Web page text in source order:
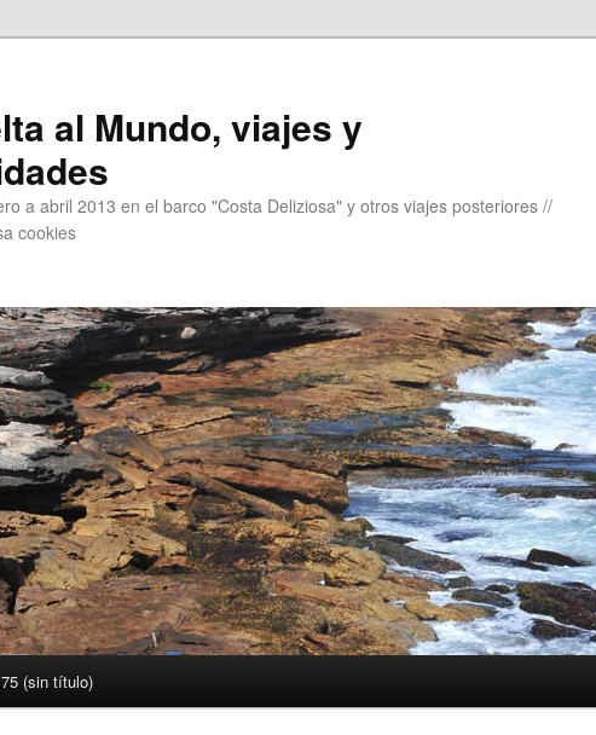
al Mundo, viajes y
a abril 2013 en el barco "Costa Deliziosa" y otros viajes posteriores //
cookies
(sin título)